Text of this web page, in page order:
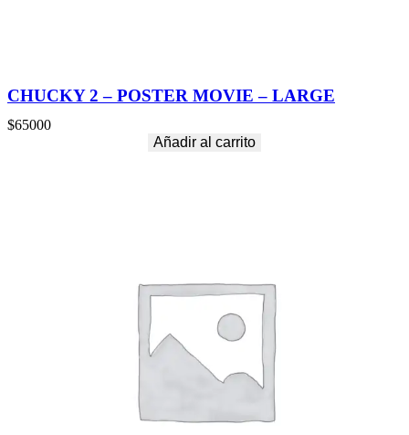
CHUCKY 2 – POSTER MOVIE – LARGE
$65000
Añadir al carrito